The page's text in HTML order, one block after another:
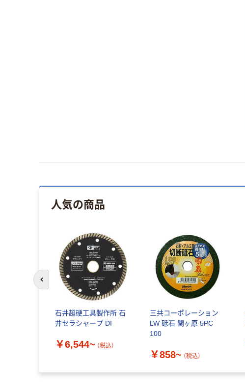
人気の商品
石井超硬工具製作所 石
井セラシャープ DI
￥6,544~ （税込）
三共コーポレーション
LW 砥石 関ヶ原 5PC
100
￥858~ （税込）
前のスライドへ